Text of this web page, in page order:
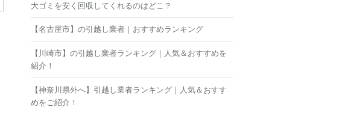
大ゴミを安く回収してくれるのはどこ？
【名古屋市】の引越し業者｜おすすめランキング
【川崎市】の引越し業者ランキング｜人気＆おすすめを
紹介！
【神奈川県外へ】引越し業者ランキング｜人気＆おすす
めをご紹介！